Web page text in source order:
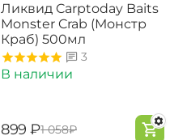
Ликвид Carptoday Baits
Monster Crab (Монстр
Краб) 500мл
3
В наличии
‍899‍ ₽‍1 058‍₽